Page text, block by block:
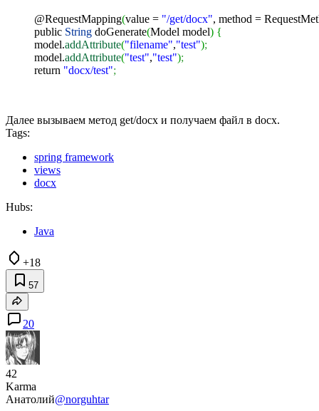
@RequestMapping(value = "/get/docx", method =
public String doGenerate(Model model) {
model.addAttribute("filename","test");
model.addAttribute("test","test");
return "docx/test";
Далее вызываем метод get/docx и получаем файл в docx.
Tags:
spring framework
views
docx
Hubs:
Java
+18
57
20
42
Karma
Анатолий@norguhtar